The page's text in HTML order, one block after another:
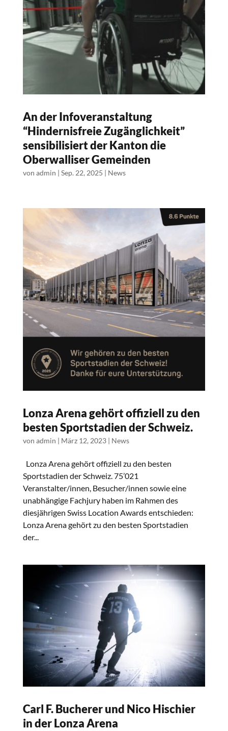
An der Infoveranstaltung
“Hindernisfreie Zugänglichkeit”
sensibilisiert der Kanton die
Oberwalliser Gemeinden
von admin | Sep. 22, 2025 | News
Lonza Arena gehört offiziell zu den
besten Sportstadien der Schweiz.
von admin | März 12, 2023| News
Lonza Arena gehört offiziell zu den besten
Sportstadien der Schweiz. 75’021
Veranstalter/innen, Besucher/innen sowie eine
unabhängige Fachjury haben im Rahmen des
diesjährigen Swiss Location Awards entschieden:
Lonza Arena gehört zu den besten Sportstadien
der...
Carl F. Bucherer und Nico Hischier
in der Lonza Arena